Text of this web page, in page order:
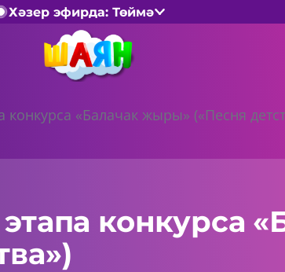
Хәзер эфирда: Төймә
конкурса «Балачак жыры» («Песня
конкурса